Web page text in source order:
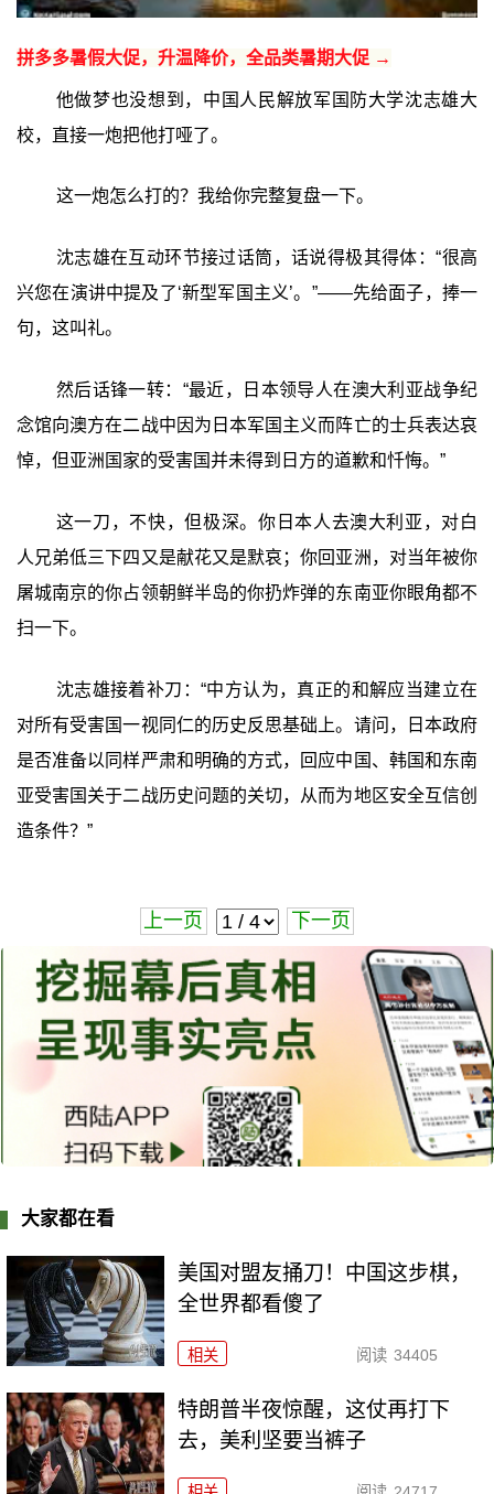
拼多多暑假大促，升温降价，全品类暑期大促 →
他做梦也没想到，中国人民解放军国防大学沈志雄大
校，直接一炮把他打哑了。
这一炮怎么打的？我给你完整复盘一下。
沈志雄在互动环节接过话筒，话说得极其得体：“很高
兴您在演讲中提及了‘新型军国主义’。”——先给面子，捧一
句，这叫礼。
然后话锋一转：“最近，日本领导人在澳大利亚战争纪
念馆向澳方在二战中因为日本军国主义而阵亡的士兵表达哀
悼，但亚洲国家的受害国并未得到日方的道歉和忏悔。”
这一刀，不快，但极深。你日本人去澳大利亚，对白
人兄弟低三下四又是献花又是默哀；你回亚洲，对当年被你
屠城南京的你占领朝鲜半岛的你扔炸弹的东南亚你眼角都不
扫一下。
沈志雄接着补刀：“中方认为，真正的和解应当建立在
对所有受害国一视同仁的历史反思基础上。请问，日本政府
是否准备以同样严肃和明确的方式，回应中国、韩国和东南
亚受害国关于二战历史问题的关切，从而为地区安全互信创
造条件？”
上一页 下一页
大家都在看
美国对盟友捅刀！中国这步棋，
全世界都看傻了
相关 阅读 34405
特朗普半夜惊醒，这仗再打下
去，美利坚要当裤子